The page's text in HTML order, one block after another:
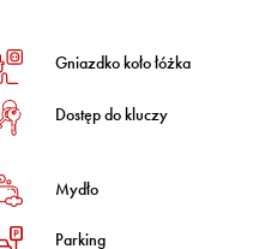
Gniazdko koło łóżka
Dostęp do kluczy
Mydło
Parking